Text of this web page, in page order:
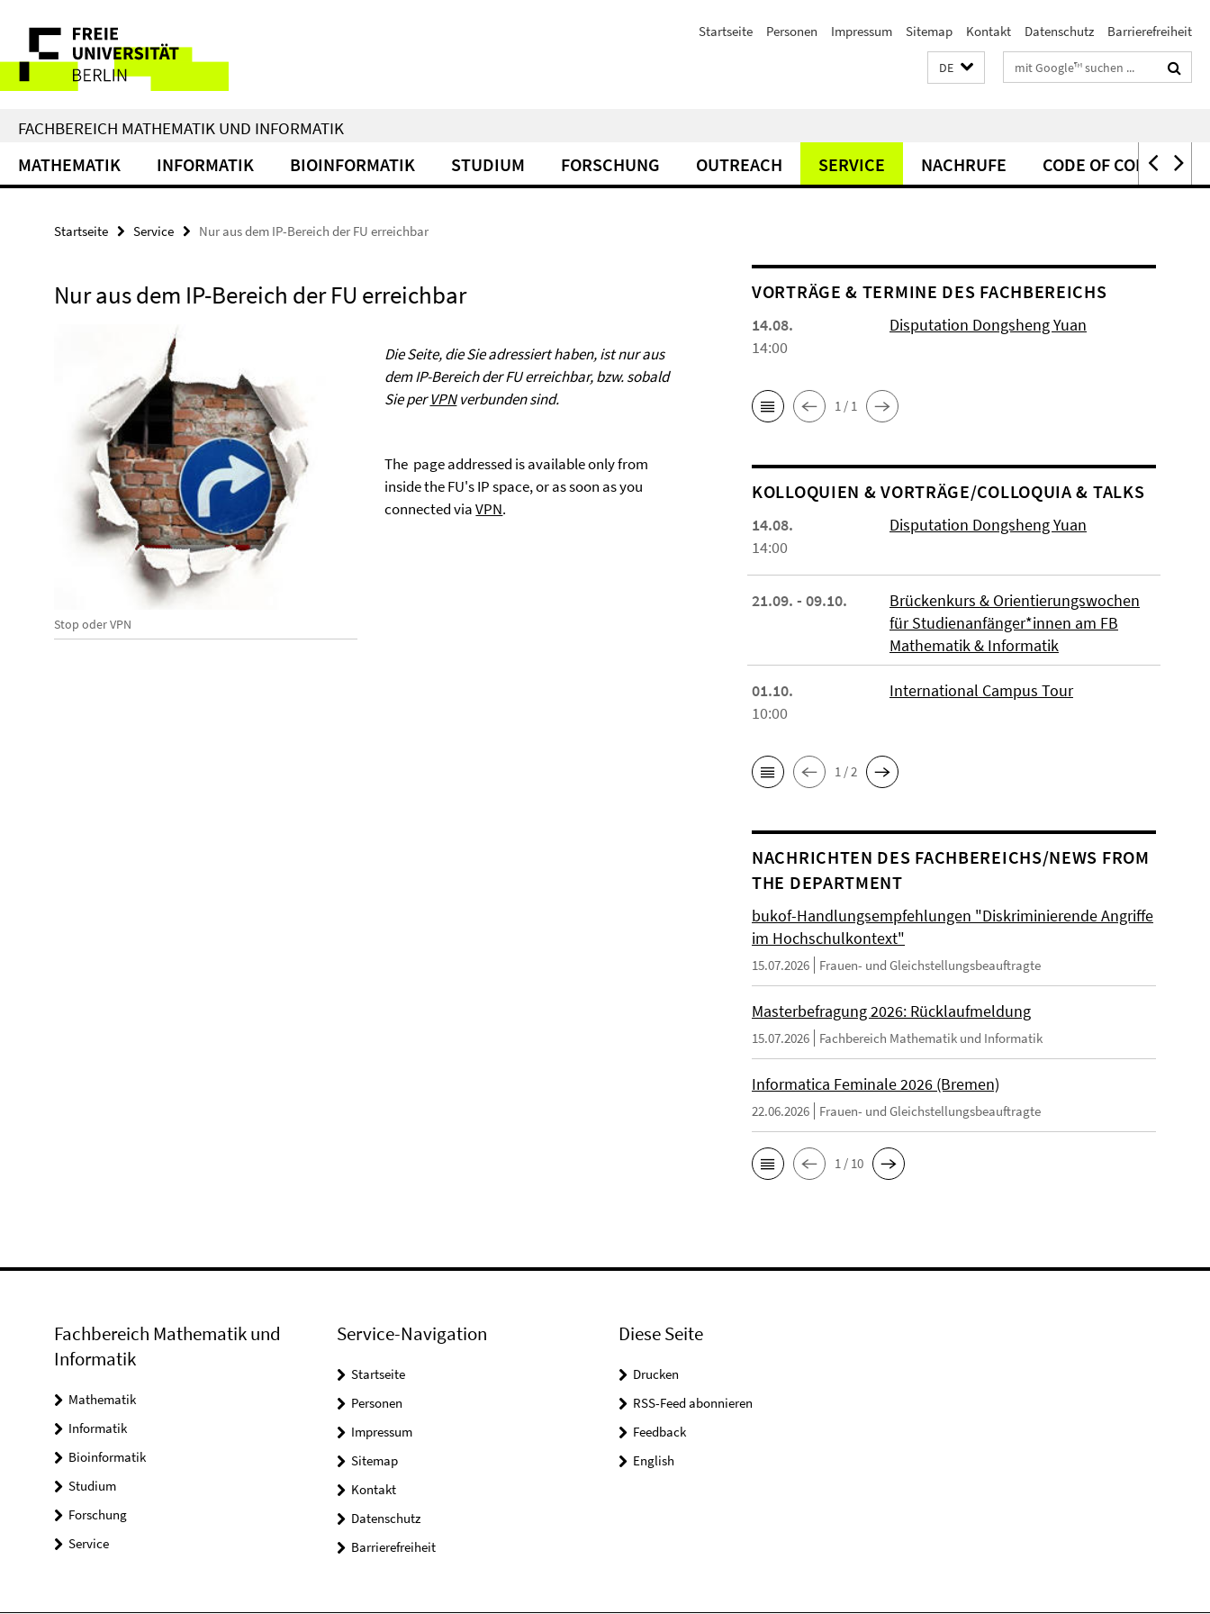
direkt
Inhalt
Service-
Navigation
Startseite Personen Impressum Sitemap Kontakt Datenschutz Barrierefreiheit
DE Suchbegriffe
FACHBEREICH MATHEMATIK UND INFORMATIK
MATHEMATIK INFORMATIK BIOINFORMATIK STUDIUM FORSCHUNG OUTREACH SERVICE NACHRUFE CODE OF CONDUCT
Startseite Service Nur aus dem IP-Bereich der FU erreichbar
Nur aus dem IP-Bereich der FU erreichbar
Stop oder VPN
Die Seite, die Sie adressiert haben, ist nur aus
dem IP-Bereich der FU erreichbar, bzw. sobald
Sie perVPNverbunden sind.
The page addressed is available only from
inside the FU's IP space, or as soon as you
connected viaVPN.
VORTRÄGE & TERMINE DES FACHBEREICHS
14.08.
14:00
Disputation Dongsheng Yuan
1 / 1
KOL­LO­QUIEN & VORTRÄGE/COLLOQUIA & TALKS
14.08.
14:00
Disputation Dongsheng Yuan
21.09. - 09.10.
Brückenkurs & Orientierungswochen
für Studienanfänger*innen am FB
Mathematik & Informatik
01.10.
10:00
International Campus Tour
1 / 2
NACHRICHTEN DES FACHBEREICHS/NEWS FROM
THE DEPARTMENT
bukof-Handlungsempfehlungen "Diskriminierende Angriffe
im Hochschulkontext"
15.07.2026 Frauen- und Gleichstellungsbeauftragte
Masterbefragung 2026: Rücklaufmeldung
15.07.2026 Fachbereich Mathematik und Informatik
Informatica Feminale 2026 (Bremen)
22.06.2026 Frauen- und Gleichstellungsbeauftragte
1 / 10
Fachbereich Mathematik und
Informatik
Mathematik
Informatik
Bioinformatik
Studium
Forschung
Service
Service-Navigation
Startseite
Personen
Impressum
Sitemap
Kontakt
Datenschutz
Barrierefreiheit
Diese Seite
Drucken
RSS-Feed abonnieren
Feedback
English